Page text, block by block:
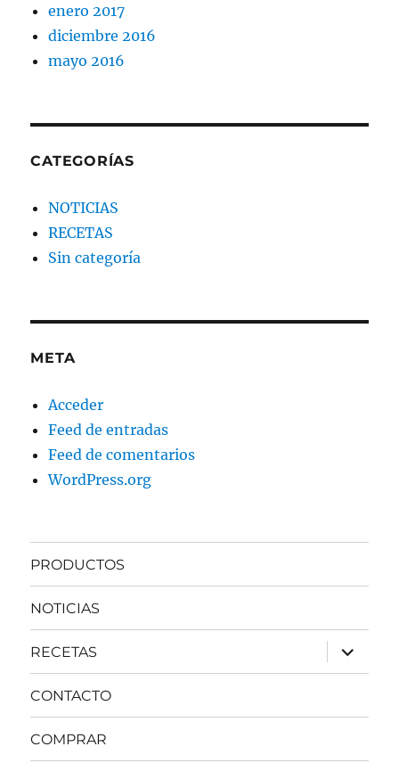
enero 2017
diciembre 2016
mayo 2016
CATEGORÍAS
NOTICIAS
RECETAS
Sin categoría
META
Acceder
Feed de entradas
Feed de comentarios
WordPress.org
PRODUCTOS
NOTICIAS
RECETAS
expande
el
menú
CONTACTO
COMPRAR